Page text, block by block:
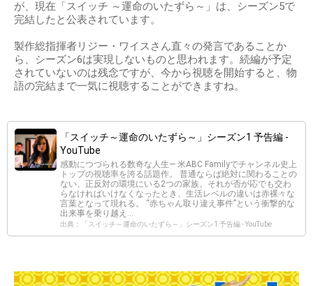
が、現在「スイッチ ～運命のいたずら～」は、シーズン5で
完結したと公表されています。
製作総指揮者リジー・ワイスさん直々の発言であることか
ら、シーズン6は実現しないものと思われます。続編が予定
されていないのは残念ですが、今から視聴を開始すると、物
語の完結まで一気に視聴することができますね。
「スイッチ～運命のいたずら～」シーズン1 予告編 -
YouTube
感動につづられる数奇な人生― 米ABC Familyでチャンネル史上
トップの視聴率を誇る話題作。 普通ならば絶対に関わることの
ない、正反対の環境にいる2つの家族。それが否が応でも交わ
らなければいけなくなったとき、生活レベルの違いは赤裸々な
言葉となって現れる。 “赤ちゃん取り違え事件”という衝撃的な
出来事を乗り越え...
出典：「スイッチ～運命のいたずら～」シーズン1 予告編 - YouTube